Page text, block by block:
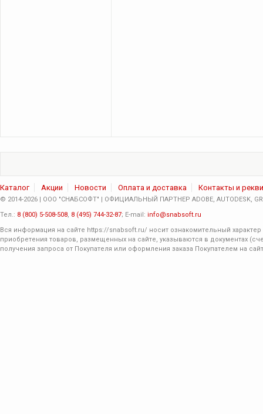
Каталог Акции Новости Оплата и доставка Контакты и
© 2014-2026 | ООО "СНАБСОФТ" | ОФИЦИАЛЬНЫЙ ПАРТНЕР ADOBE, AUTODESK,
Тел.: 8 (800) 5-508-508, 8 (495) 744-32-87; E-mail: info@snabsoft.ru
Вся информация на сайте https://snabsoft.ru/ носит ознакомительный
приобретения товаров, размещенных на сайте, указываются в документах
получения запроса от Покупателя или оформления заказа Покупателем на